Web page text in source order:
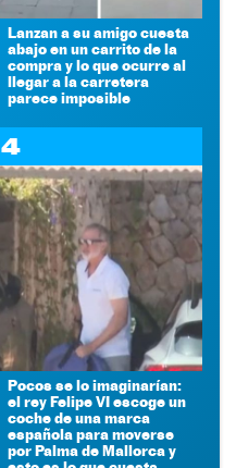
Lanzan a su amigo cuesta
abajo en un carrito de la
compra y lo que ocurre al
llegar a la carretera
parece imposible
4
Pocos se lo imaginarían:
el rey Felipe VI escoge un
coche de una marca
española para moverse
por Palma de Mallorca y